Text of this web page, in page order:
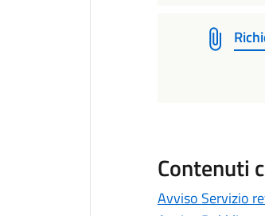
Contenuti
Avviso Servizio